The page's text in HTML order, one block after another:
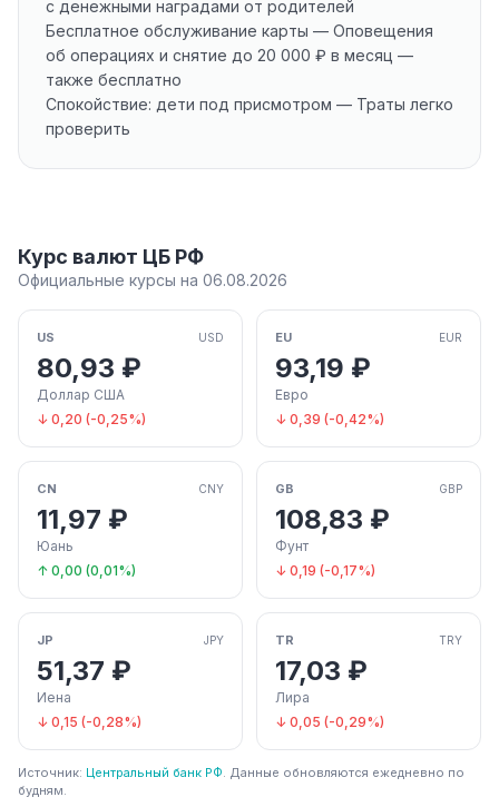
с денежными наградами от родителей
Бесплатное обслуживание карты — Оповещения
об операциях и снятие до 20 000 ₽ в месяц —
также бесплатно
Спокойствие: дети под присмотром — Траты легко
проверить
Курс валют ЦБ РФ
Официальные курсы на 06.08.2026
US USD
80,93 ₽
Доллар США
↓ 0,20 (-0,25%)
EU EUR
93,19 ₽
Евро
↓ 0,39 (-0,42%)
CN CNY
11,97 ₽
Юань
↑ 0,00 (0,01%)
GB GBP
108,83 ₽
Фунт
↓ 0,19 (-0,17%)
JP JPY
51,37 ₽
Иена
↓ 0,15 (-0,28%)
TR TRY
17,03 ₽
Лира
↓ 0,05 (-0,29%)
Источник: Центральный банк РФ. Данные обновляются ежедневно по
будням.